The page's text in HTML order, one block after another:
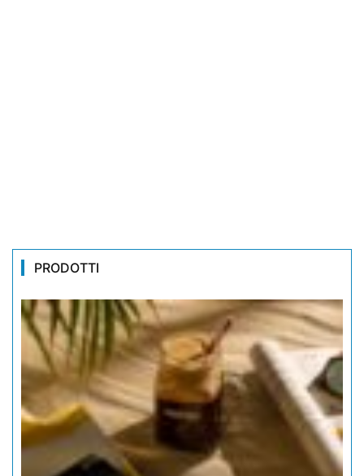
PRODOTTI